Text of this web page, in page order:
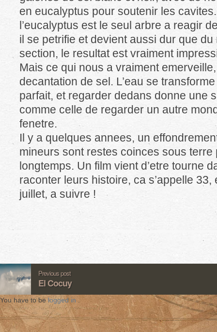
en eucalyptus pour soutenir les
l’eucalyptus est le seul arbre a reagir
il se petrifie et devient aussi dur que
section, le resultat est vraiment
Mais ce qui nous a vraiment
decantation de sel. L’eau se
parfait, et regarder dedans donne une
comme celle de regarder un autre
fenetre.
Il y a quelques annees, un
mineurs sont restes coinces sous terre
longtemps. Un film vient d’etre tourne
raconter leurs histoire, ca s’appelle
juillet, a suivre !
Previous post
El Cocuy
You have to be logged in